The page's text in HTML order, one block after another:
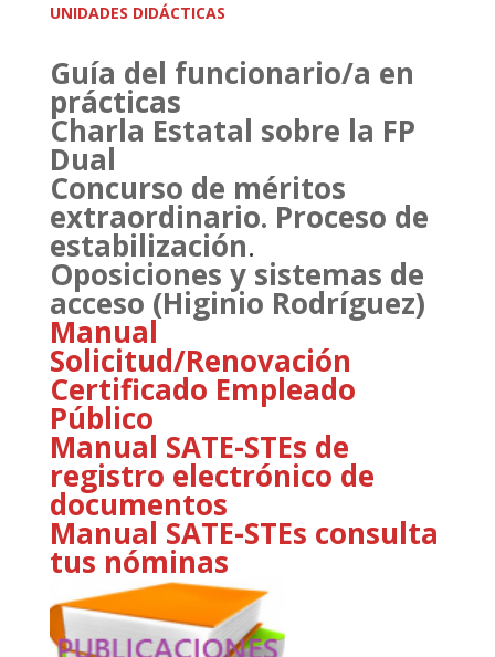
UNIDADES DIDÁCTICAS
Guía del funcionario/a en
prácticas
Charla Estatal sobre la FP
Dual
Concurso de méritos
extraordinario. Proceso de
estabilización.
Oposiciones y sistemas de
acceso (Higinio Rodríguez)
Manual
Solicitud/Renovación
Certificado Empleado
Público
Manual SATE-STEs de
registro electrónico de
documentos
Manual SATE-STEs consulta
tus nóminas